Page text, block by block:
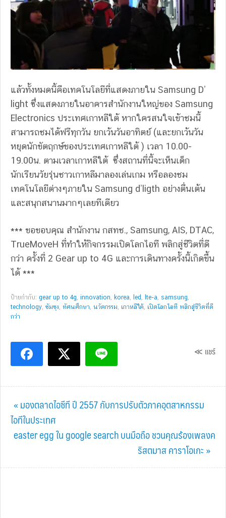
แล้วทั้งหมดนี้คือเทคโนโลยีที่แสดงภายใน Samsung D’
light ซึ่งแสดงภายในอาคารสำนักงานใหญ่ของ Samsung
Electronics ประเทศเกาหลีใต้ หากใครสนใจเข้าชมนี้
สามารถชมได้ฟรีทุกวัน ยกเว้นวันอาทิตย์ (และยกเว้นวัน
หยุดนักขัตฤกษ์ของประเทศเกาหลีใต้ ) เวลา 10.00-
19.00น. ตามเวลาเกาหลีใต้ ซึ่งสถานที่นี้จะเห็นเด็ก
นักเรียนวัยรุ่นชาวเกาหลีมาลองเล่นเกม หรือลองชม
เทคโนโลยีต่างๆภายใน Samsung d’ligth อย่างตื่นเต้น
และสนุกสนานมากๆเลยทีเดียว
*** ขอขอบคุณ สำนักงาน กสทช., Samsung, AIS, DTAC,
TrueMoveH ที่ทำให้กิจกรรมเปิดโลกไอที พลิกสู่ชีวิตที่ดี
กว่า ครั้งที่ 2 Gear up to 4G และการเดินทางครั้งนี้เกิดขึ้น
ได้ ***
ป้ายกำกับ: gear up to 4g, innovation, korea, led , lte-a, samsung,
technology, ซัมซุง, ทัศนศึกษา, นวัตกรรม, เกาหลีใต้, เปิดโลกไอที พลิกสู่ชีวิตที่ดี
กว่า
≪ แชร์
Previous
Post:
« มองตลาดไอซีที ปี 2557 กับการปรับตัวภาคอุตสาหกรรม
ไอทีในประเทศ
Next
easter egg ใน google search บนมือถือ ชวนคุณร้องเพลงค
ริสตมาส คาราโอเกะ »